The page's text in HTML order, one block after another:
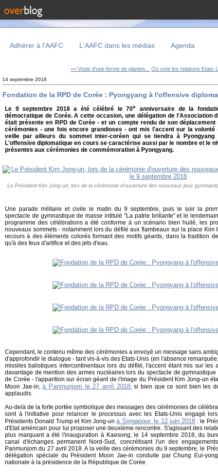
Adhérer à l'AAFC L'AAFC dans les médias Agenda
<< Visite d'une ferme de plantes... Où vont les relations Etats-
14 septembre 2018
Fondation de la RPD de Corée : Pyongyang à l'offensive
Le 9 septembre 2018 a été célébré le 70e
anniversaire de la
démocratique de Corée. A cette occasion, une délégation de l'Association
était présente en RPD de Corée - et un compte rendu de son
cérémonies - une fois encore grandioses - ont mis l'accent sur la volonté
veille par ailleurs du sommet inter-coréen qui se tiendra à
L'offensive diplomatique en cours se caractérise aussi par le nombre et le
présentes aux cérémonies de commémoration à Pyongyang.
Le Président Kim Jong-un, lors de la cérémonie d'ouverture des nouveaux jeux
Une parade militaire et civile le matin du 9 septembre, puis le soir la
spectacle de gymnastique de masse intitulé "La patrie brillante" et le
programme des célébrations a été conforme à un scénario bien huilé, les
nouveaux sommets - notamment lors du défilé aux flambeaux sur la place Kim
recours à des éléments colorés formant des motifs géants, dans la tradition
qu'à des feux d'artifice et des jets d'eau.
Cependant, le contenu même des cérémonies a envoyé un message sans
d'approfondir le dialogue - tant vis-à-vis des Etats-Unis (en l'absence
missiles balistiques intercontinentaux lors du défilé, l'accent étant mis sur les
davantage de mention des armes nucléaires lors du spectacle de
de Corée - l'apparition sur écran géant de l'image du Président Kim Jong-un
Moon Jae-in,à Panmunjom le 27 avril 2018, si bien que ce sont bien les
applaudis.
Au-delà de la forte portée symbolique des messages des cérémonies de
sont à l'initiative pour relancer le processus avec les Etats-Unis engagé
Présidents Donald Trump et Kim Jong-unà Singapour, le 12 juin 2018 : le
d'Etat américain pour lui proposer une deuxième rencontre. S'agissant des
plus marquant a été l'inauguration à Kaesong, le 14 septembre 2018, du
canal d'échanges permanent Nord-Sud, concrétisant l'un des
Panmunjom du 27 avril 2018. A la veille des cérémonies du 9 septembre, le
délégation spéciale du Président Moon Jae-in conduite par Chung Eui-
nationale à la présidence de la République de Corée.